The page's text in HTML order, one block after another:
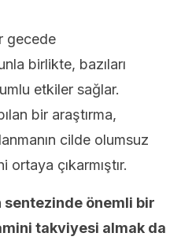
gecede
birlikte, bazıları
etkiler sağlar.
bir araştırma,
cilde olumsuz
çıkarmıştır.
sentezinde önemli bir
takviyesi almak da